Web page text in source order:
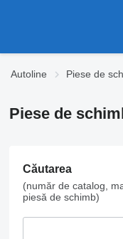
Autoline Piese de
Piese de
Căutarea
(număr de catalog,
piesă de schimb)